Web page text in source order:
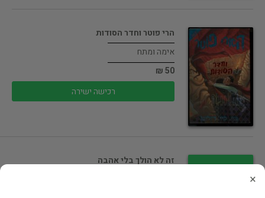
הרי פוטר וחדר הסודות
אימה ומתח
50 ₪
רכישה ישירה
זה לא הולך בלי אהבה
×